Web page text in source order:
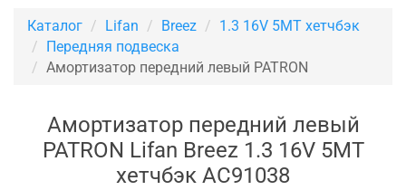
Каталог Lifan Breez
1.3 16V 5MT хетчбэк
Передняя подвеска
Амортизатор передний левый PATRON
Амортизатор передний левый
PATRON Lifan Breez 1.3 16V 5MT
хетчбэк AC91038